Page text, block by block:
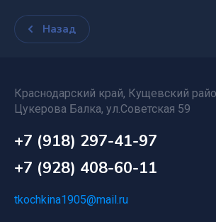
Назад
Краснодарский край, Кущевский
Цукерова Балка, ул.Советская 59
+7 (918) 297-41-97
+7 (928) 408-60-11
tkochkina1905@mail.ru